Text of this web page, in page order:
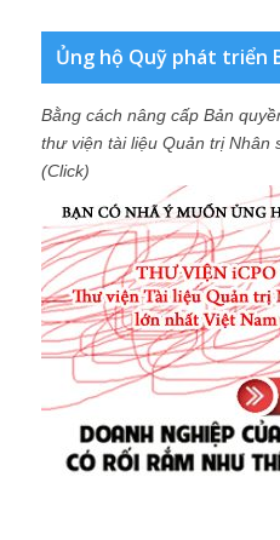
Ủng hộ Quỹ phát triển
Bằng cách nâng cấp Bản
thư viện tài liệu Quản trị Nhân
(Click)